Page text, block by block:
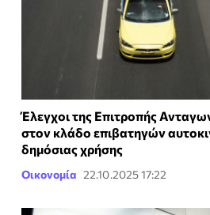
Έλεγχοι της Επιτροπής
στον κλάδο επιβατηγών
δημόσιας χρήσης
Οικονομία 22.10.2025 17:22